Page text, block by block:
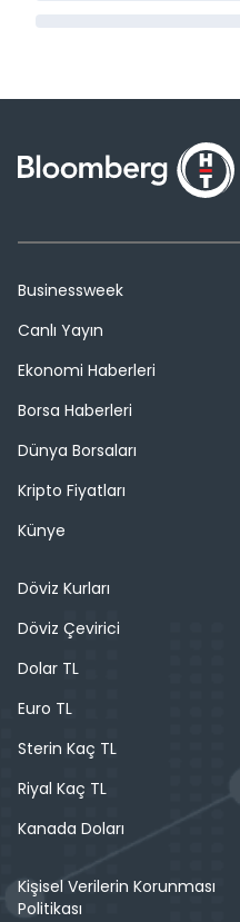
Businessweek
Canlı Yayın
Ekonomi Haberleri
Borsa Haberleri
Dünya Borsaları
Kripto Fiyatları
Künye
Döviz Kurları
Döviz Çevirici
Dolar TL
Euro TL
Sterin Kaç TL
Riyal Kaç TL
Kanada Doları
Kişisel Verilerin Korunması
Politikası